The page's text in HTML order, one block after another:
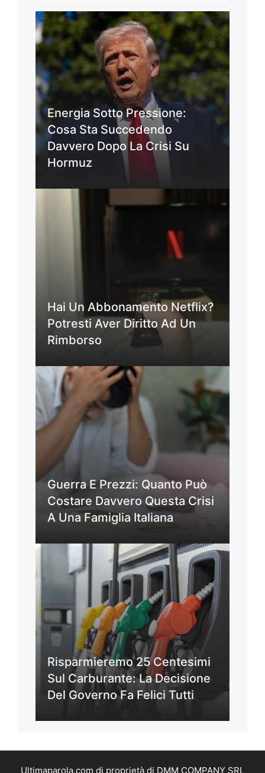
Energia Sotto Pressione:
Cosa Sta Succedendo
Davvero Dopo La Crisi Su
Hormuz
Hai Un Abbonamento Netflix?
Potresti Aver Diritto Ad Un
Rimborso
Guerra E Prezzi: Quanto Può
Costare Davvero Questa Crisi
A Una Famiglia Italiana
Risparmieremo 25 Centesimi
Sul Carburante: La Decisione
Del Governo Fa Felici Tutti
Ultimaparola.com di proprietà di DMM COMPANY SRL